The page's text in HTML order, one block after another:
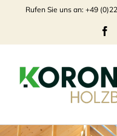
springen
Rufen Sie uns an: +49